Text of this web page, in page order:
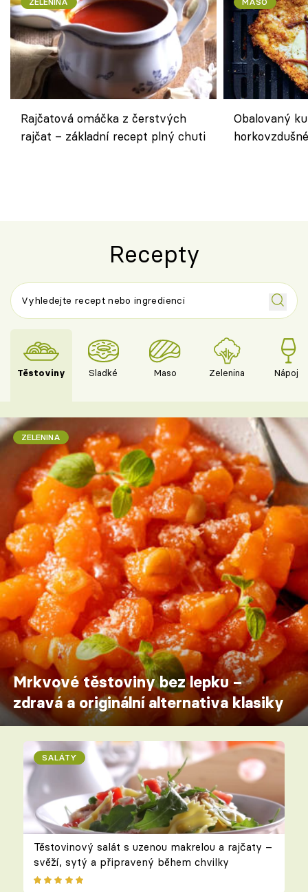
Rajčatová omáčka z čerstvých
rajčat – základní recept plný chuti
Obalovaný
Recepty
Těstoviny Sladké Maso Zelenina Nápoje
ZELENINA
Mrkvové těstoviny bez lepku –
zdravá a originální alternativa klasiky
SALÁTY
Těstovinový salát s uzenou makrelou a rajčaty –
svěží, sytý a připravený během chvilky